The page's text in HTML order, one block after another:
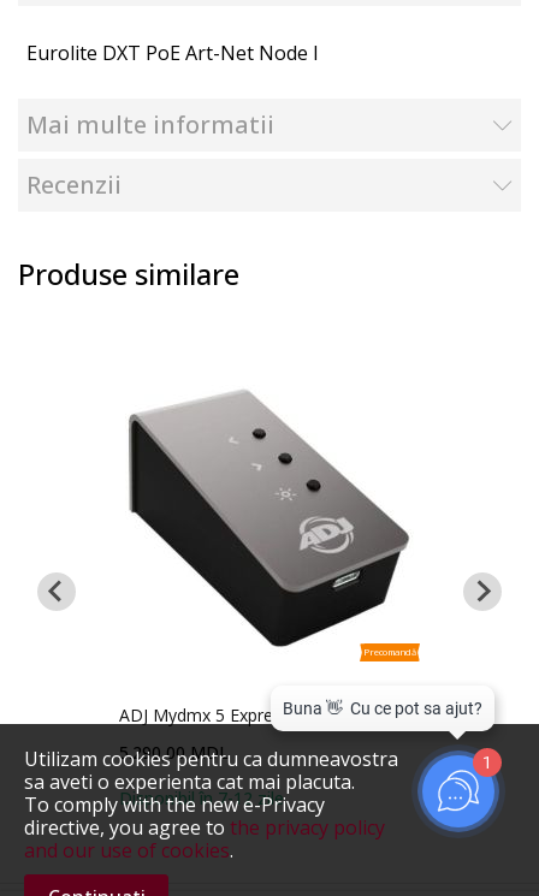
Utilizam cookies pentru ca dumneavostra
sa aveti o experienta cat mai placuta.
To comply with the new e-Privacy
directive, you agree to the privacy policy
and our use of cookies.
Eurolite DXT PoE Art-Net Node I
Mai multe informatii
Recenzii
Produse similare
Precomandă
ADJ Mydmx 5 Express
5.290,00 MDL
Disponibil în 7-12 zile
1